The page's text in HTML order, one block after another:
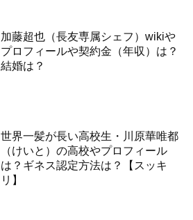
加藤超也（長友専属シェフ）wikiや
プロフィールや契約金（年収）は？
結婚は？
世界一髪が長い高校生・川原華唯都
（けいと）の高校やプロフィール
は？ギネス認定方法は？【スッキ
リ】